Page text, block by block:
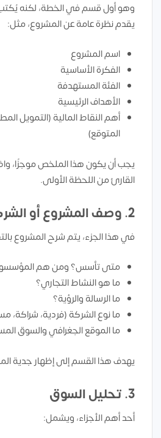
وهو أول قسم في الخطة، لكنه يُكتب
يقدم نظرة عامة عن المشروع، مثل:
اسم المشروع
الفكرة الأساسية
الفئة المستهدفة
الأهداف الرئيسية
أهم النقاط المالية (التمويل
المتوقع)
يجب أن يكون هذا الملخص موجزًا،
القارئ من اللحظة الأولى.
2. وصف المشروع أو الشركة
في هذا الجزء، يتم شرح المشروع
متى تأسس؟ ومن هم
ما هو النشاط التجاري؟
ما الرسالة والرؤية؟
ما نوع الشركة (فردية،
ما الموقع الجغرافي والسوق
يهدف هذا القسم إلى إظهار جدية
3. تحليل السوق
أحد أهم الأجزاء، ويشمل: